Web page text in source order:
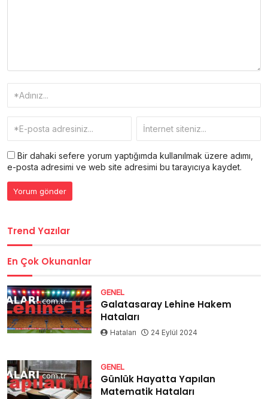
Bir dahaki sefere yorum yaptığımda kullanılmak üzere adımı,
e-posta adresimi ve web site adresimi bu tarayıcıya kaydet.
Trend Yazılar
En Çok Okunanlar
GENEL
Galatasaray Lehine Hakem
Hataları
Hataları 24 Eylül 2024
GENEL
Günlük Hayatta Yapılan
Matematik Hataları